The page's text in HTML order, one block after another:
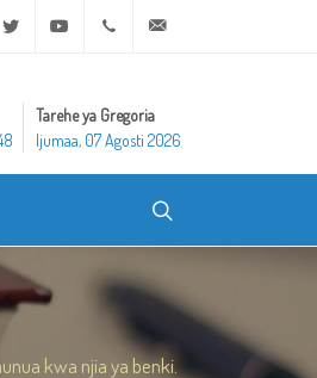
Twitter Youtube +20 2 25970400
Tarehe ya Gregoria
Ijumaa, 07 Agosti 2026
kwa njia ya benki.